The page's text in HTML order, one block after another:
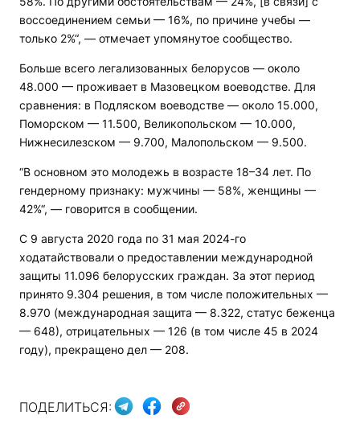
воссоединением семьи — 16%, по причине учебы —
только 2%“, — отмечает упомянутое сообщество.
Больше всего легализованных белорусов — около
48.000 — проживает в Мазовецком воеводстве. Для
сравнения: в Подляском воеводстве — около 15.000,
Поморском — 11.500, Великопольском — 10.000,
Нижнесилезском — 9.700, Малопольском — 9.500.
“В основном это молодежь в возрасте 18–34 лет. По
гендерному признаку: мужчины — 58%, женщины —
42%“, — говорится в сообщении.
С 9 августа 2020 года по 31 мая 2024-го
ходатайствовали о предоставлении международной
защиты 11.096 белорусских граждан. За этот период
принято 9.304 решения, в том числе положительных —
8.970 (международная защита — 8.322, статус беженца
— 648), отрицательных — 126 (в том числе 45 в 2024
году), прекращено дел — 208.
ПОДЕЛИТЬСЯ: